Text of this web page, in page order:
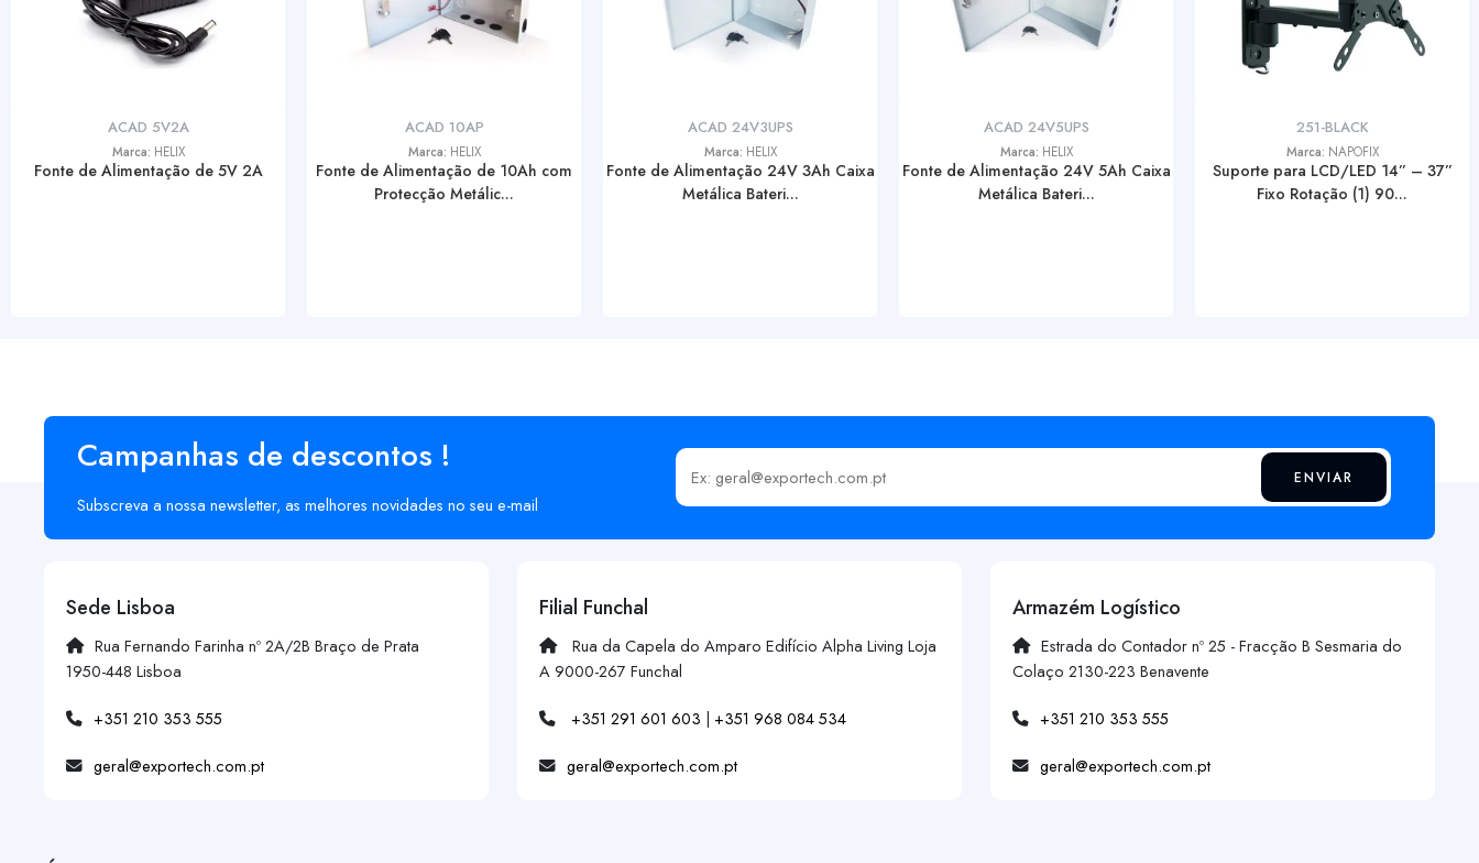
ACAD 5V2A
Marca: HELIX
Fonte de Alimentação de 5V 2A
ACAD 10AP
Marca: HELIX
Fonte de Alimentação de 10Ah com
Protecção Metálic...
ACAD 24V3UPS
Marca: HELIX
Fonte de Alimentação 24V 3Ah Caixa
Metálica Bateri...
ACAD 24V5UPS
Marca: HELIX
Fonte de Alimentação 24V 5Ah Caixa
Metálica Bateri...
251-BLACK
Marca: NAPOFIX
Suporte para LCD/LED 14” – 37”
Fixo Rotação (1) 90...
Campanhas de descontos !
Subscreva a nossa newsletter, as melhores novidades no seu e-mail
Insira o seu email ENVIAR
Sede Lisboa
Rua Fernando Farinha nº 2A/2B Braço de Prata
1950-448 Lisboa
+351 210 353 555
geral@exportech.com.pt
Filial Funchal
Rua da Capela do Amparo Edifício Alpha Living Loja
A 9000-267 Funchal
+351 291 601 603 | +351 968 084 534
geral@exportech.com.pt
Armazém Logístico
Estrada do Contador nº 25 - Fracção B Sesmaria do
Colaço 2130-223 Benavente
+351 210 353 555
geral@exportech.com.pt